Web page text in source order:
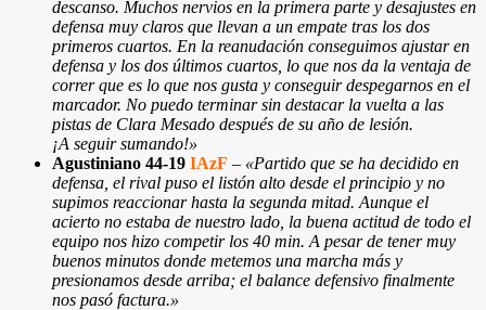
descanso. Muchos nervios en la primera parte y desajustes en
defensa muy claros que llevan a un empate tras los dos
primeros cuartos. En la reanudación conseguimos ajustar en
defensa y los dos últimos cuartos, lo que nos da la ventaja de
correr que es lo que nos gusta y conseguir despegarnos en el
marcador. No puedo terminar sin destacar la vuelta a las
pistas de Clara Mesado después de su año de lesión.
¡A seguir sumando!»
Agustiniano 44-19 IAzF – «Partido que se ha decidido en
defensa, el rival puso el listón alto desde el principio y no
supimos reaccionar hasta la segunda mitad. Aunque el
acierto no estaba de nuestro lado, la buena actitud de todo el
equipo nos hizo competir los 40 min. A pesar de tener muy
buenos minutos donde metemos una marcha más y
presionamos desde arriba; el balance defensivo finalmente
nos pasó factura.»